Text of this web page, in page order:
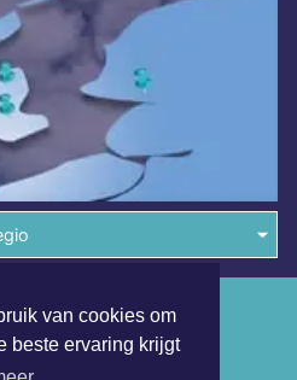
van cookies om
beste ervaring krijgt